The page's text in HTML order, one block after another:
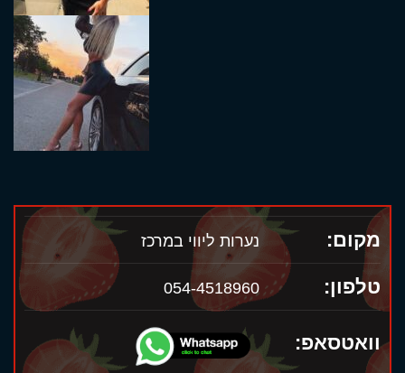
מקום: נערות ליווי במרכז
טלפון: 054-4518960
וואטסאפ: